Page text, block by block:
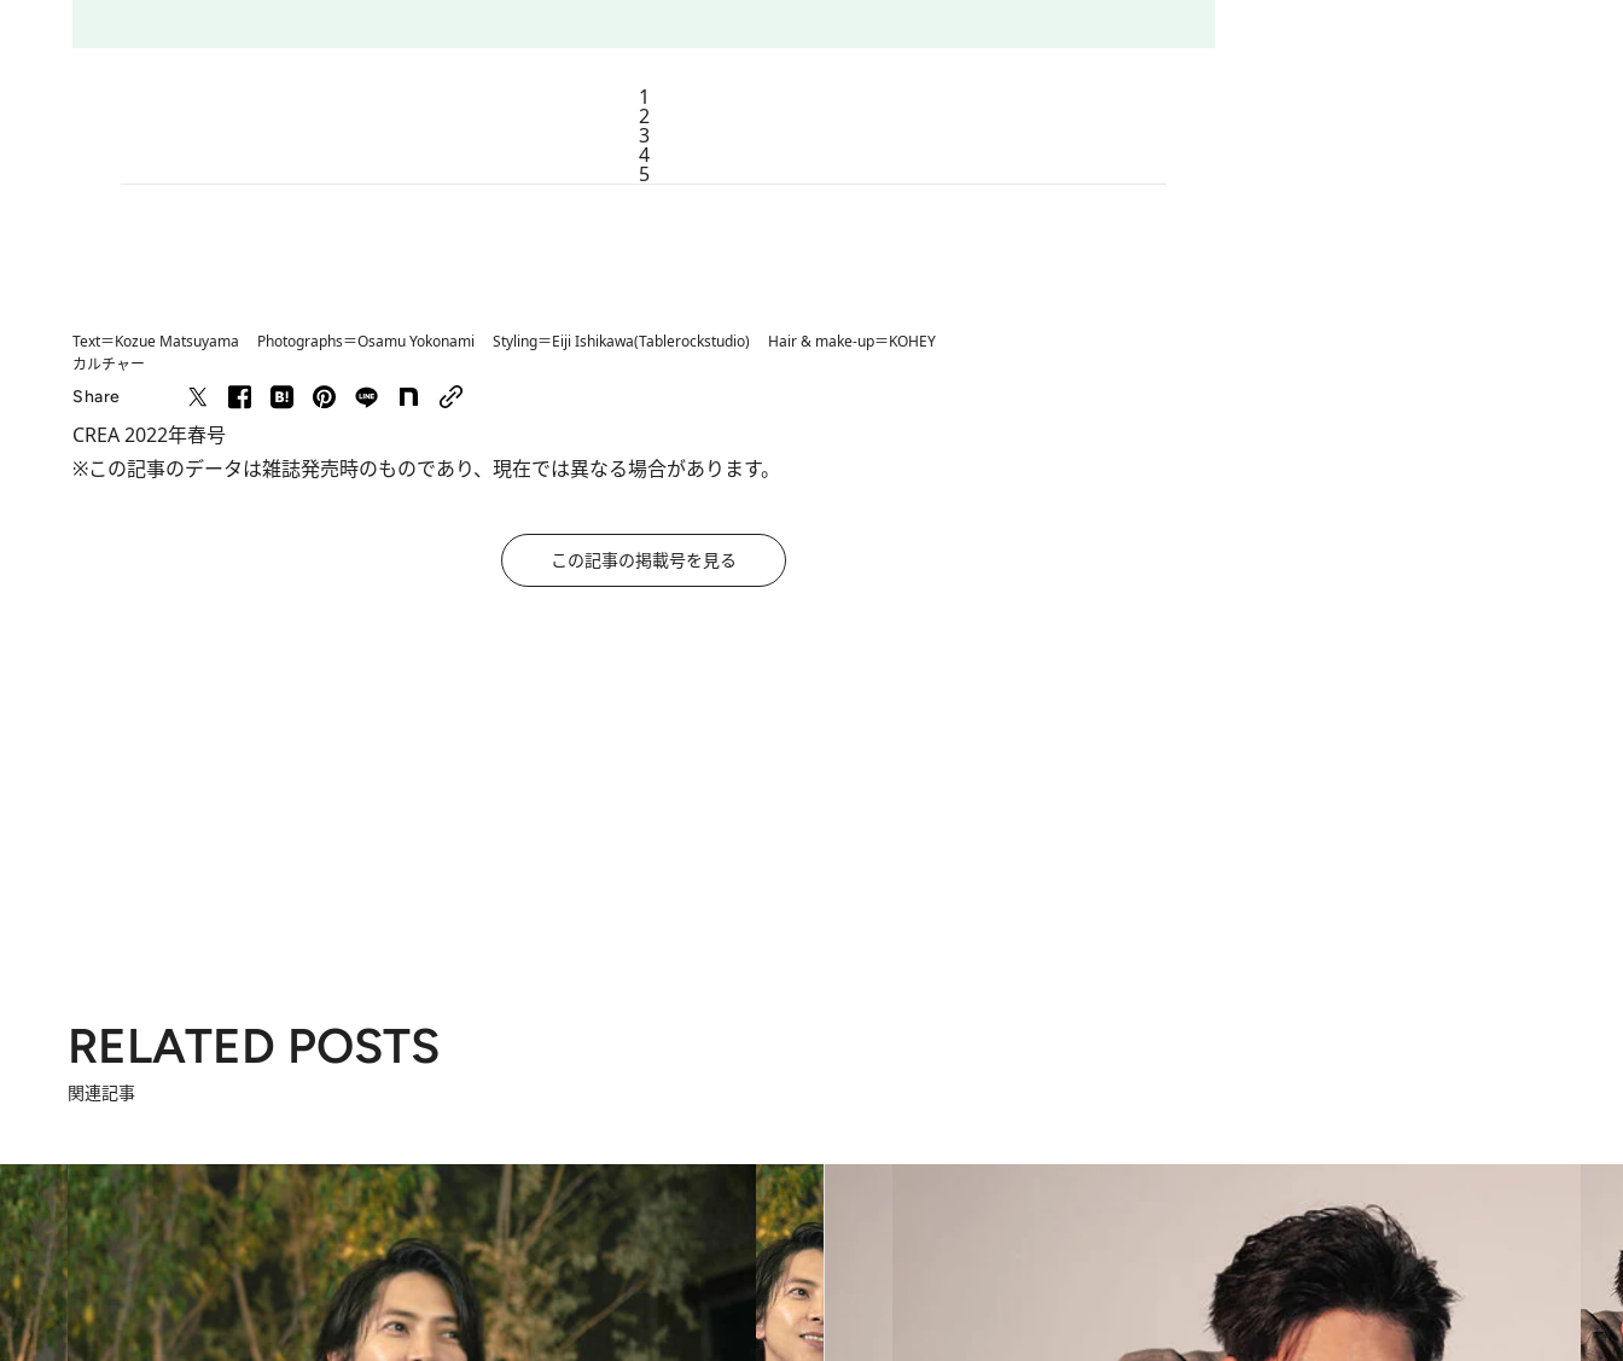
1
2
3
4
5
Text＝Kozue Matsuyama Photographs＝Osamu Yokonami Styling＝Eiji Ishikawa(Tablerockstudio) Hair & make-up＝KOHEY
カルチャー
Share
CREA 2022年春号
※この記事のデータは雑誌発売時のものであり、現在では異なる場合があります。
この記事の掲載号を見る
RELATED POSTS
関連記事